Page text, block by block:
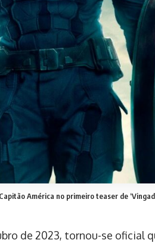
América no primeiro teaser de
de 2023, tornou-se oficial